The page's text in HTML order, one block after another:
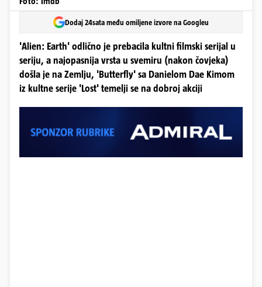
Dodaj 24sata među omiljene izvore na Googleu
'Alien: Earth' odlično je prebacila kultni filmski serijal u
seriju, a najopasnija vrsta u svemiru (nakon čovjeka)
došla je na Zemlju, 'Butterfly' sa Danielom Dae Kimom
iz kultne serije 'Lost' temelji se na dobroj akciji